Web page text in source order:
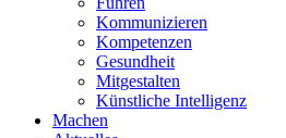
Kommunizieren
Kompetenzen
Gesundheit
Mitgestalten
Künstliche Intelligenz
Machen